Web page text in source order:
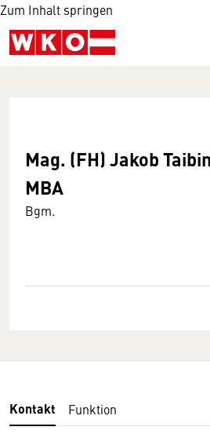
Zum Inhalt springen
Mag. (FH) Jakob
MBA
Bgm.
Kontakt Funktion